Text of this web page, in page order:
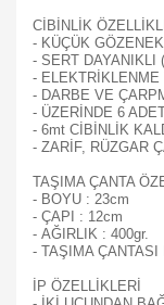
CİBİNLİK
- KÜÇÜK
- SERT DAYANIKLI
- ELEKTRİKLENME
- DARBE VE
- ÜZERİNDE 6
- 6mt CİBİNLİK
- ZARİF, RÜZGAR
TAŞIMA ÇANTA
- BOYU : 23cm
- ÇAPI : 12cm
- AĞIRLIK : 400gr.
- TAŞIMA
İP ÖZELLİKLERİ